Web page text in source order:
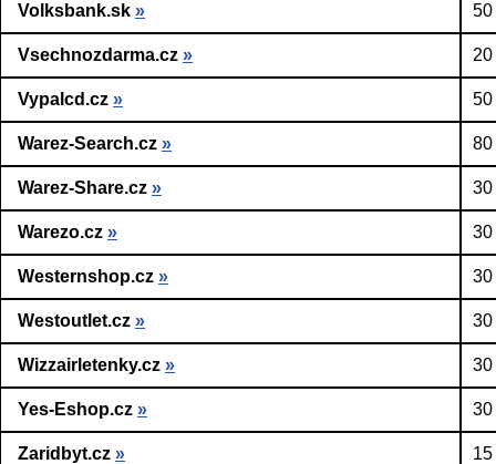
Volksbank.sk » 50
Vsechnozdarma.cz »
Vypalcd.cz » 50
Warez-Search.cz » 80
Warez-Share.cz » 30
Warezo.cz » 30
Westernshop.cz » 30
Westoutlet.cz » 30
Wizzairletenky.cz » 30
Yes-Eshop.cz » 30
Zaridbyt.cz »